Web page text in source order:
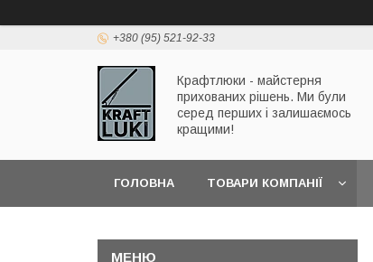
+380 (95) 521-92-33
Крафтлюки - майстерня
прихованих рішень. Ми були
серед перших і залишаємось
кращими!
ГОЛОВНА ТОВАРИ КОМПАНІЇ